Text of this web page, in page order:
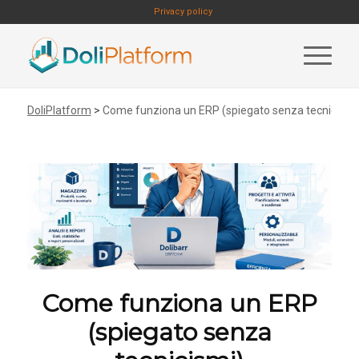
Privacy policy
DoliPlatform > Come funziona un ERP (spiegato senza
Come funziona un ERP
(spiegato senza